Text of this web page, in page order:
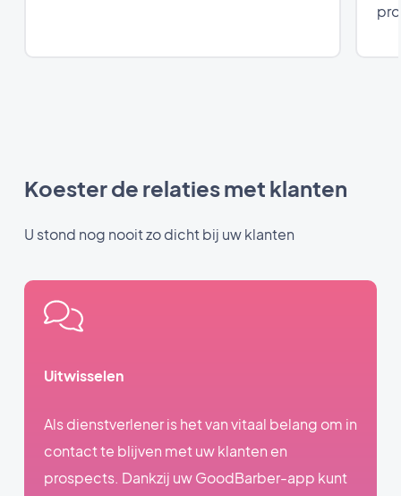
Koester de relaties met klanten
U stond nog nooit zo dicht bij uw klanten
Uitwisselen
Als dienstverlener is het van vitaal belang om in
contact te blijven met uw klanten en
prospects. Dankzij uw GoodBarber-app kunt